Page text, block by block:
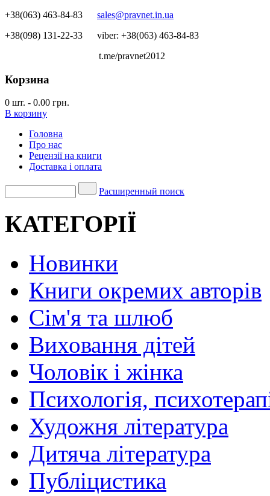
+38(063) 463-84-83 sales@pravnet.in.ua
+38(098) 131-22-33 viber: +38(063) 463-84-83
t.me/pravnet2012
Корзина
0 шт. - 0.00 грн.
В корзину
Головна
Про нас
Рецензії на книги
Доставка і оплата
Расширенный поиск
КАТЕГОРІЇ
Новинки
Книги окремих авторів
Сім'я та шлюб
Виховання дітей
Чоловік і жінка
Психологія,
Художня література
Дитяча література
Публіцистика